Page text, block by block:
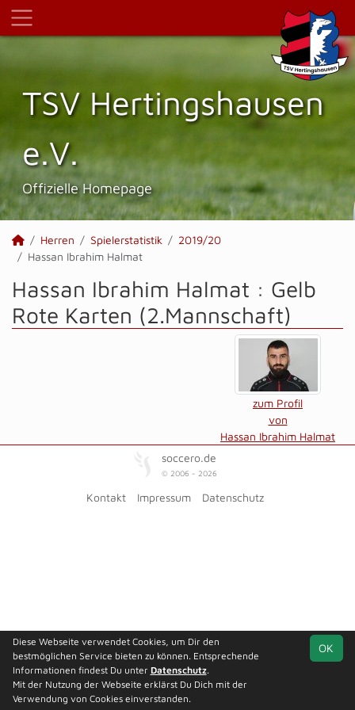
TSV Hertings­hausen
e.V.
Offizielle Homepage
Herren Spielerstatistik
2019/20
Hassan Ibrahim Halmat
Hassan Ibrahim Halmat : Gelb
Rote Karten (2.Mannschaft)
zum Profil
von
Hassan Ibrahim Halmat
soccero.de
© 2006 - 2026
Kontakt Impressum Datenschutz
OK
Diese Webseite verwendet Cookies, um Dir den
bestmöglichen Service bieten zu können. Entsprechende
Informationen findest Du unter Datenschutz.
Mit der Nutzung der Webseite erklärst Du Dich mit der
Verwendung von Cookies einverstanden.